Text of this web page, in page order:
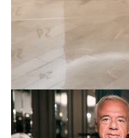
повседневность.
изысканном пальто
рутинными делами:
путешествует и